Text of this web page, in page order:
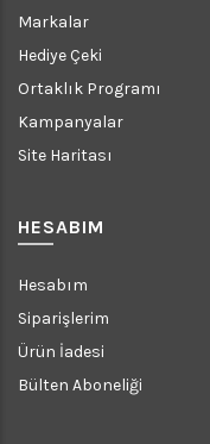
Markalar
Hediye Çeki
Ortaklık Programı
Kampanyalar
Site Haritası
HESABIM
Hesabım
Siparişlerim
Ürün İadesi
Bülten Aboneliği